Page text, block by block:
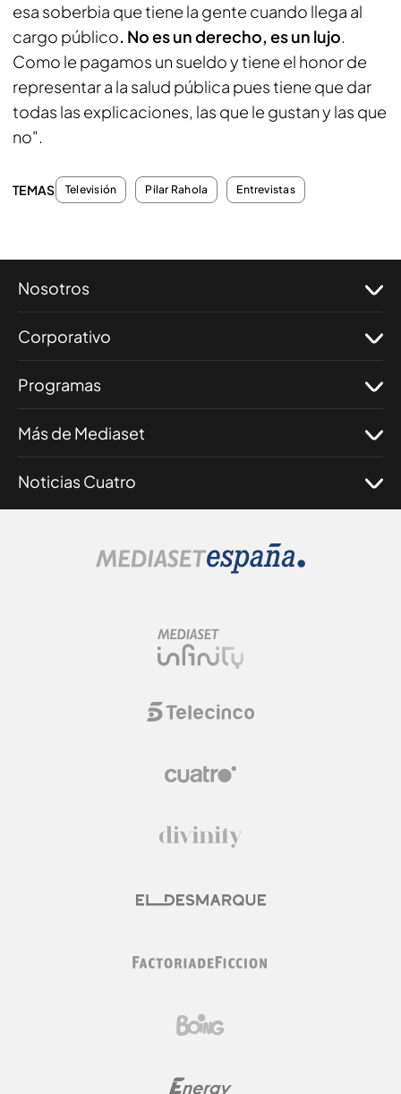
esa soberbia que tiene la gente cuando llega al
cargo público. No es un derecho, es un lujo.
Como le pagamos un sueldo y tiene el honor de
representar a la salud pública pues tiene que dar
todas las explicaciones, las que le gustan y las que
no".
TEMAS Televisión Pilar Rahola Entrevistas
Nosotros
Corporativo
Programas
Más de Mediaset
Noticias Cuatro